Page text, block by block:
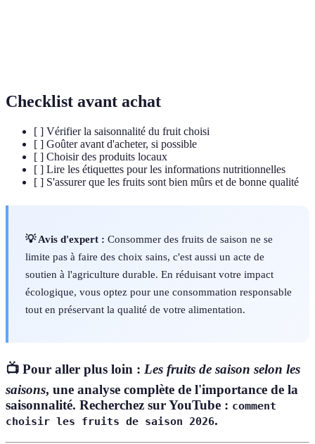
Checklist avant achat
[ ] Vérifier la saisonnalité du fruit choisi
[ ] Goûter avant d'acheter, si possible
[ ] Choisir des produits locaux
[ ] Lire les étiquettes pour les informations nutritionnelles
[ ] S'assurer que les fruits sont bien mûrs et de bonne qualité
💡 Avis d'expert : Consommer des fruits de saison ne se
limite pas à faire des choix sains, c'est aussi un acte de
soutien à l'agriculture durable. En réduisant votre impact
écologique, vous optez pour une consommation responsable
tout en préservant la qualité de votre alimentation.
📺 Pour aller plus loin : Les fruits de saison selon les
saisons, une analyse complète de l'importance de la
saisonnalité. Recherchez sur YouTube : comment
choisir les fruits de saison 2026.